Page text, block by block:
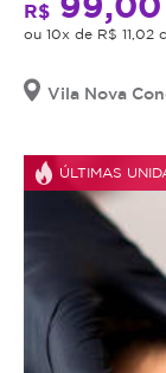
R$
ou 10x de R$ 11,02
Vila Nova
ÚLTIMAS